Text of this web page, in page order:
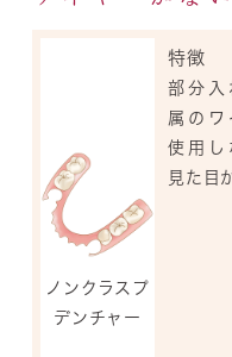
ノンクラスプ
デンチャー
特徴
部分入
属のワ
使用し
見た目